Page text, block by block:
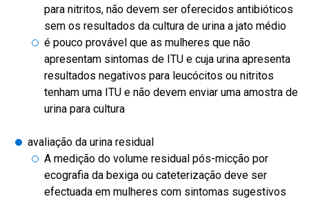
para nitritos, não devem ser oferecidos antibióticos
sem os resultados da cultura de urina a jato médio
é pouco provável que as mulheres que não
apresentam sintomas de ITU e cuja urina apresenta
resultados negativos para leucócitos ou nitritos
tenham uma ITU e não devem enviar uma amostra de
urina para cultura
avaliação da urina residual
A medição do volume residual pós-micção por
ecografia da bexiga ou cateterização deve ser
efectuada em mulheres com sintomas sugestivos